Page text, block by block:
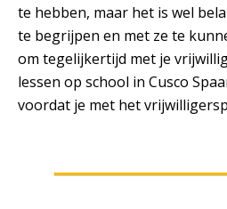
te hebben, maar het is wel
te begrijpen en met ze te
om tegelijkertijd met je
lessen op school in Cusco
voordat je met het